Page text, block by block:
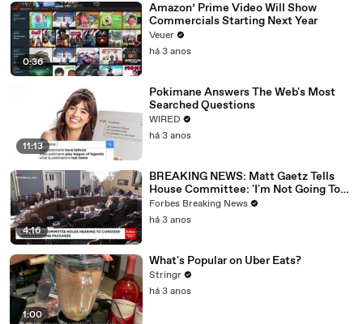
0:36
Amazon’ Prime Video Will Show
Commercials Starting Next Year
Veuer
há 3 anos
11:13
Pokimane Answers The Web's Most
Searched Questions
WIRED
há 3 anos
4:16
BREAKING NEWS: Matt Gaetz Tells
House Committee: 'I'm Not Going To
Vote For A Continuing Resolution'
Forbes Breaking News
há 3 anos
1:00
What's Popular on Uber Eats?
Stringr
há 3 anos